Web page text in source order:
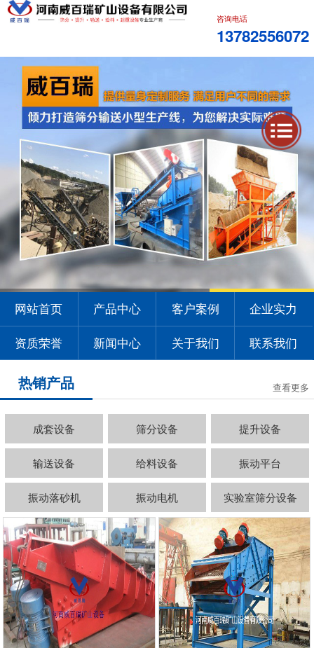
咨询电话
13782556072
1 2 3
网站首页 产品中心 客户案例 企业实力
资质荣誉 新闻中心 关于我们 联系我们
查看更多
热销产品
成套设备 筛分设备 提升设备
输送设备 给料设备 振动平台
振动落砂机 振动电机 实验室筛分设备